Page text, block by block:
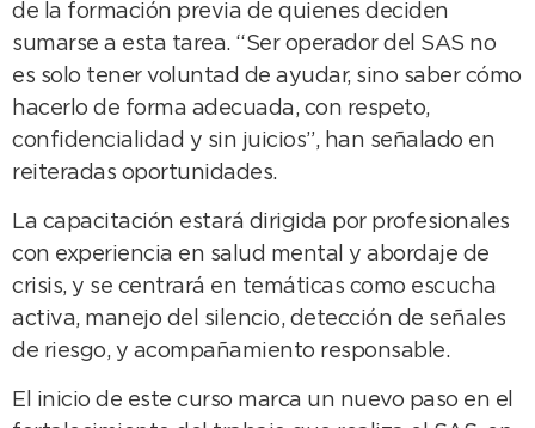
de la formación previa de quienes deciden
sumarse a esta tarea. “Ser operador del SAS no
es solo tener voluntad de ayudar, sino saber cómo
hacerlo de forma adecuada, con respeto,
confidencialidad y sin juicios”, han señalado en
reiteradas oportunidades.
La capacitación estará dirigida por profesionales
con experiencia en salud mental y abordaje de
crisis, y se centrará en temáticas como escucha
activa, manejo del silencio, detección de señales
de riesgo, y acompañamiento responsable.
El inicio de este curso marca un nuevo paso en el